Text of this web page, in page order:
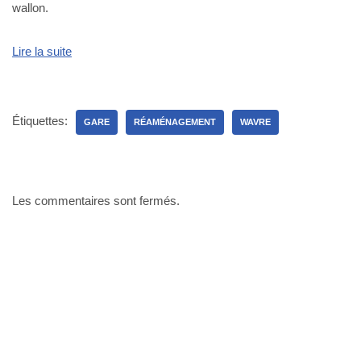
wallon.
Lire la suite
Étiquettes: GARE RÉAMÉNAGEMENT WAVRE
Les commentaires sont fermés.